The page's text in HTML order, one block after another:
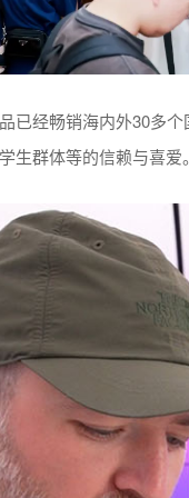
生群体等的信赖与喜爱